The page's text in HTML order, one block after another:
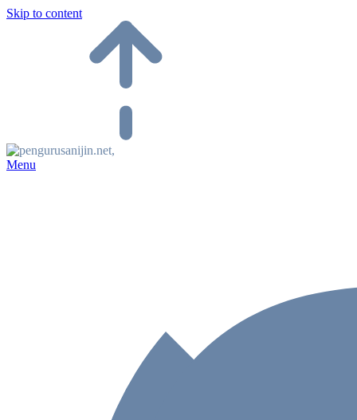
Skip to content
Menu